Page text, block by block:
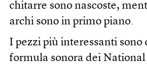
chitarre sono nascoste,
archi sono in primo piano.
I pezzi più interessanti sono
formula sonora dei